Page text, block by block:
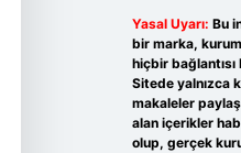
Yasal Uyarı: Bu
bir marka,
hiçbir
Sitede yalnızca
makaleler
alan içerikler
olup, gerçek